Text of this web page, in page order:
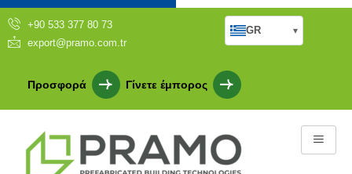
+90 533 377 80 73
export@pramo.com.tr
Προσφορά Γίνετε έμπορος
GR ▾